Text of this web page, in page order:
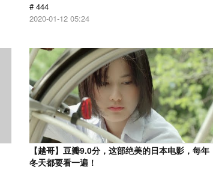
# 444
2020-01-12 05:24
【越哥】豆瓣9.0分，这部绝美的日本电影，每年
冬天都要看一遍！